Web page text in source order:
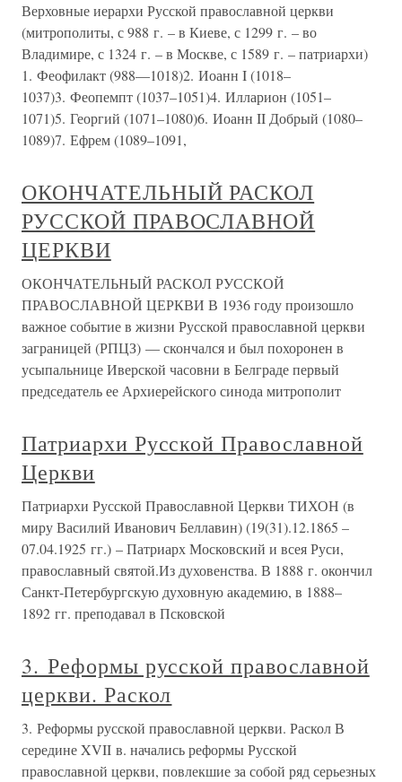
Верховные иерархи Русской православной церкви
(митрополиты, с 988 г. – в Киеве, с 1299 г. – во
Владимире, с 1324 г. – в Москве, с 1589 г. – патриархи)
1. Феофилакт (988—1018)2. Иоанн I (1018–
1037)3. Феопемпт (1037–1051)4. Илларион (1051–
1071)5. Георгий (1071–1080)6. Иоанн II Добрый (1080–
1089)7. Ефрем (1089–1091,
ОКОНЧАТЕЛЬНЫЙ РАСКОЛ
РУССКОЙ ПРАВОСЛАВНОЙ
ЦЕРКВИ
ОКОНЧАТЕЛЬНЫЙ РАСКОЛ РУССКОЙ
ПРАВОСЛАВНОЙ ЦЕРКВИ В 1936 году произошло
важное событие в жизни Русской православной церкви
заграницей (РПЦЗ) — скончался и был похоронен в
усыпальнице Иверской часовни в Белграде первый
председатель ее Архиерейского синода митрополит
Патриархи Русской Православной
Церкви
Патриархи Русской Православной Церкви ТИХОН (в
миру Василий Иванович Беллавин) (19(31).12.1865 –
07.04.1925 гг.) – Патриарх Московский и всея Руси,
православный святой.Из духовенства. В 1888 г. окончил
Санкт-Петербургскую духовную академию, в 1888–
1892 гг. преподавал в Псковской
3. Реформы русской православной
церкви. Раскол
3. Реформы русской православной церкви. Раскол В
середине XVII в. начались реформы Русской
православной церкви, повлекшие за собой ряд серьезных